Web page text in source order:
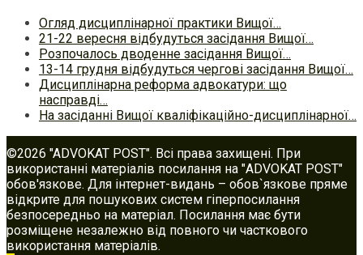
Огляд дисциплінарної практики Вищої…
21-22 вересня відбудуться засідання Вищої…
Розпочалось дводенне засідання Вищої…
13-14 грудня відбудуться чергові засідання Вищої…
Дисциплінарна реформа адвокатури: що
насправді…
На засіданні Вищої кваліфікаційно-дисциплінарної…
©2026 "ADVOKAT POST". Всі права захищені. При
використанні матеріалів посилання на "ADVOKAT POST"
обов'язкове. Для інтернет-видань – обов`язкове пряме
відкрите для пошукових систем гіперпосилання
безпосередньо на матеріал. Посилання має бути
розміщене незалежно від повного чи часткового
використання матеріалів.